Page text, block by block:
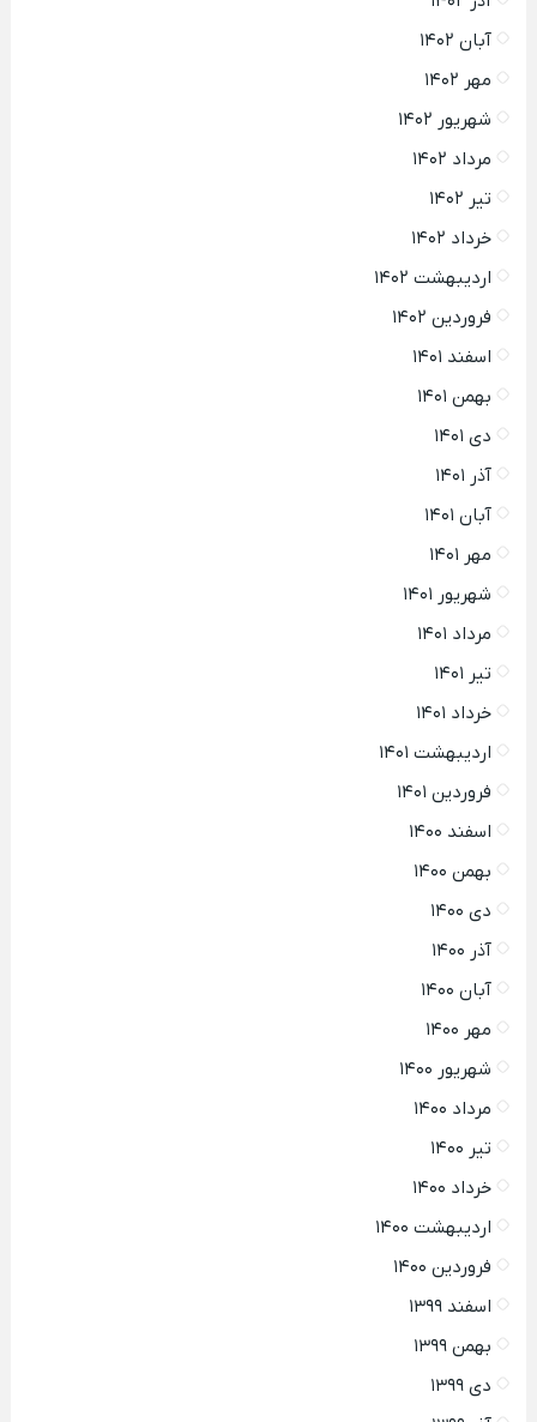
آبان ۱۴۰۲
مهر ۱۴۰۲
شهریور ۱۴۰۲
مرداد ۱۴۰۲
تیر ۱۴۰۲
خرداد ۱۴۰۲
اردیبهشت ۱۴۰۲
فروردین ۱۴۰۲
اسفند ۱۴۰۱
بهمن ۱۴۰۱
دی ۱۴۰۱
آذر ۱۴۰۱
آبان ۱۴۰۱
مهر ۱۴۰۱
شهریور ۱۴۰۱
مرداد ۱۴۰۱
تیر ۱۴۰۱
خرداد ۱۴۰۱
اردیبهشت ۱۴۰۱
فروردین ۱۴۰۱
اسفند ۱۴۰۰
بهمن ۱۴۰۰
دی ۱۴۰۰
آذر ۱۴۰۰
آبان ۱۴۰۰
مهر ۱۴۰۰
شهریور ۱۴۰۰
مرداد ۱۴۰۰
تیر ۱۴۰۰
خرداد ۱۴۰۰
اردیبهشت ۱۴۰۰
فروردین ۱۴۰۰
اسفند ۱۳۹۹
بهمن ۱۳۹۹
دی ۱۳۹۹